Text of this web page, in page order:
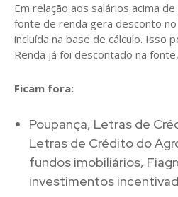
Em relação aos salários acima
fonte de renda gera desconto
incluída na base de cálculo. Isso
Renda já foi descontado na
Ficam fora:
Poupança, Letras de
Letras de Crédito do
fundos imobiliários,
investimentos